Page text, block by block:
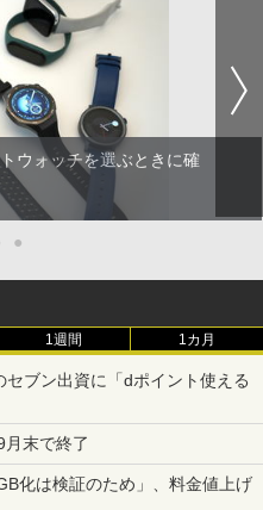
ウォッチを選ぶときに確
●
1週間 1カ月
ブン出資に「dポイント使える
末で終了
化は検証のため」、料金値上げ